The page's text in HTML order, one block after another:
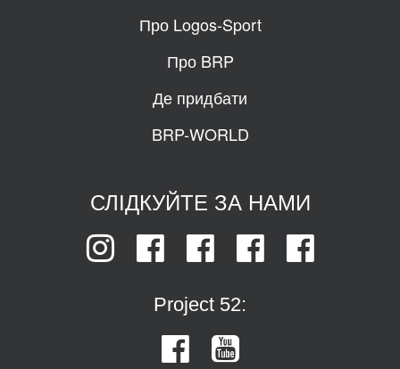
Про Logos-Sport
Про BRP
Де придбати
BRP-WORLD
СЛІДКУЙТЕ ЗА НАМИ
Project 52: